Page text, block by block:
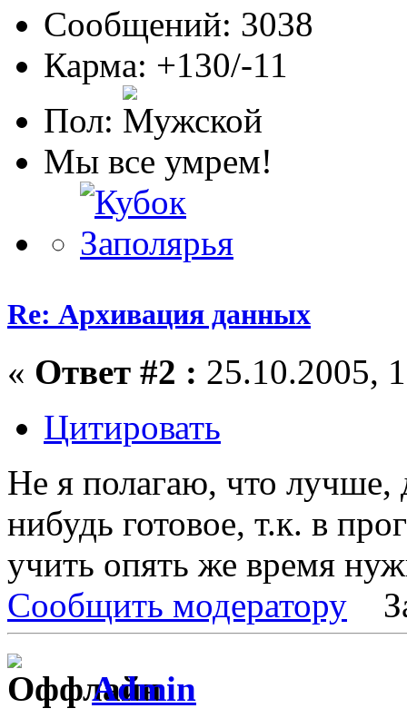
Сообщений: 3038
Карма: +130/-11
Пол:
Мы все умрем!
Re: Архивация данных
« Ответ #2 : 25.10.2005,
Цитировать
Не я полагаю, что лучше,
нибудь готовое, т.к. в
учить опять же время
Сообщить модератору
Admin